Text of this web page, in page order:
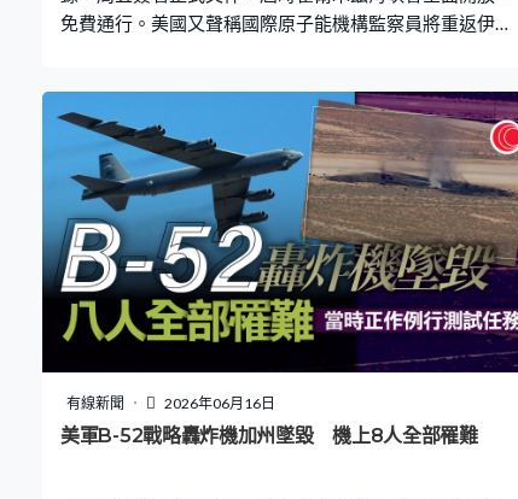
免費通行。美國又聲稱國際原子能機構監察員將重返伊
非常重要的文件。特朗普：「我很慶幸所有協議均已簽
署，（霍爾木茲）海峽已局部開放，正搜尋已知水雷，但
基本上船隻現已開始出海，海峽周五將完全開放。」 特朗
普稱可能在周五雙方正式簽署後公布協議內容，副總統萬
斯會到瑞士日內瓦出席簽字儀式，但不肯定自己會否現
身。華府官員指，特朗普和萬斯以電子形式代表美國簽
署，而伊朗代表是議會議長卡利巴夫，最高領袖穆傑塔巴
沒有參與。 萬斯向傳媒透露備忘錄是約一頁半的框架文
件，要求德黑蘭停止支援恐怖組織，又指核查人員將重返
伊朗，國際原子能機構和美國將協助銷毀高濃縮鈾庫存，
協議細節待技術談判階段再敲定。 對於協議具體內容，雙
方仍各說各話，特朗普說霍爾木茲海峽開放後永久免費通
有線新聞 2026年06月16日
美軍B-52戰略轟炸機加州墜毀 機上8人全部罹難